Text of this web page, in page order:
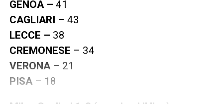
GENOA – 41
CAGLIARI – 43
LECCE – 38
CREMONESE – 34
VERONA – 21
PISA – 18